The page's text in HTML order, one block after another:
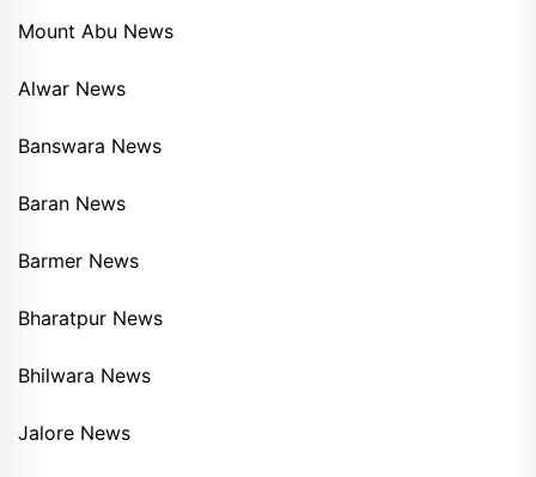
Mount Abu News
Alwar News
Banswara News
Baran News
Barmer News
Bharatpur News
Bhilwara News
Jalore News